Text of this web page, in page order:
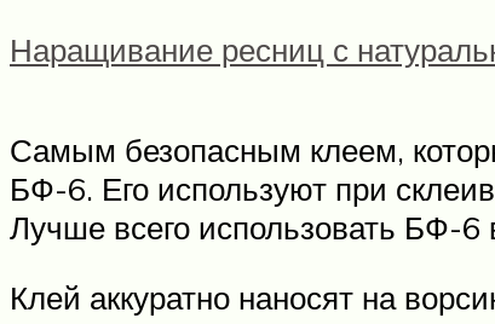
Наращивание ресниц с
Самым безопасным клеем,
БФ-6. Его используют при
Лучше всего использовать БФ-6
Клей аккуратно наносят на